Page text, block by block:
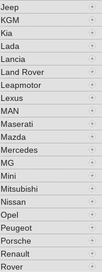
Jeep
KGM
Kia
Lada
Lancia
Land Rover
Leapmotor
Lexus
MAN
Maserati
Mazda
Mercedes
MG
Mini
Mitsubishi
Nissan
Opel
Peugeot
Porsche
Renault
Rover